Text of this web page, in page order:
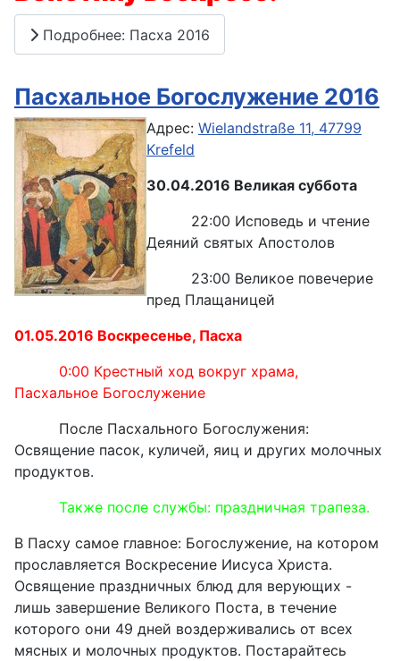
Подробнее: Пасха 2016
Пасхальное Богослужение 2016
Адрес: Wielandstraße 11, 47799
Krefeld
30.04.2016 Великая суббота
22:00 Исповедь и чтение
Деяний святых Апостолов
23:00 Великое повечерие
пред Плащаницей
01.05.2016 Воскресенье, Пасха
0:00 Крестный ход вокруг храма,
Пасхальное Богослужение
После Пасхального Богослужения:
Освящение пасок, куличей, яиц и других молочных
продуктов.
Также после службы: праздничная трапеза.
В Пасху самое главное: Богослужение, на котором
прославляется Воскресение Иисуса Христа.
Освящение праздничных блюд для верующих -
лишь завершение Великого Поста, в течение
которого они 49 дней воздерживались от всех
мясных и молочных продуктов. Постарайтесь